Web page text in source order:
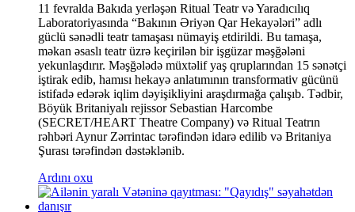
11 fevralda Bakıda yerləşən Ritual Teatr və Yaradıcılıq
Laboratoriyasında “Bakının Əriyən Qar Hekayələri” adlı
güclü sənədli teatr tamaşası nümayiş etdirildi. Bu tamaşa,
məkan əsaslı teatr üzrə keçirilən bir işgüzar məşğələni
yekunlaşdırır. Məşğələdə müxtəlif yaş qruplarından 15 sənətçi
iştirak edib, hamısı hekayə anlatımının transformativ gücünü
istifadə edərək iqlim dəyişikliyini araşdırmağa çalışıb. Tədbir,
Böyük Britaniyalı rejissor Sebastian Harcombe
(SECRET/HEART Theatre Company) və Ritual Teatrın
rəhbəri Aynur Zərrintac tərəfindən idarə edilib və Britaniya
Şurası tərəfindən dəstəklənib.
Ardını oxu